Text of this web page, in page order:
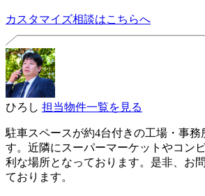
カスタマイズ相談はこちらへ
ひろし 担当物件一覧を見る
駐車スペースが約4台付きの工場・事務
す。近隣にスーパーマーケットやコン
利な場所となっております。是非、お
ております。